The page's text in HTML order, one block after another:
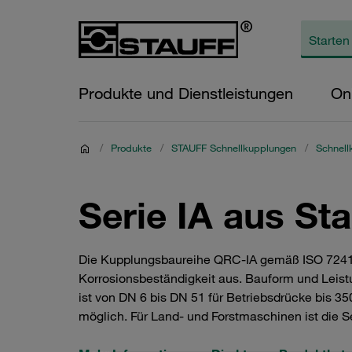
Produkte und Dienstleistungen
/ Produkte / STAUFF Schnellkupplungen /
Serie IA aus
Die Kupplungsbaureihe QRC-IA gemäß ISO
Korrosionsbeständigkeit aus. Bauform und
ist von DN 6 bis DN 51 für Betriebsdrücke bis
möglich. Für Land- und Forstmaschinen ist die